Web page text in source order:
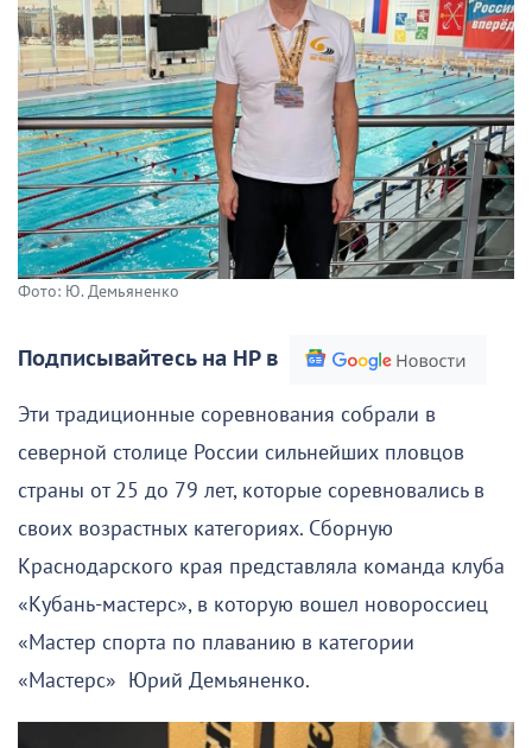
Фото: Ю. Демьяненко
Подписывайтесь на НР в
Эти традиционные соревнования собрали в
северной столице России сильнейших пловцов
страны от 25 до 79 лет, которые соревновались в
своих возрастных категориях. Сборную
Краснодарского края представляла команда клуба
«Кубань-мастерс», в которую вошел новороссиец
«Мастер спорта по плаванию в категории
«Мастерс» Юрий Демьяненко.